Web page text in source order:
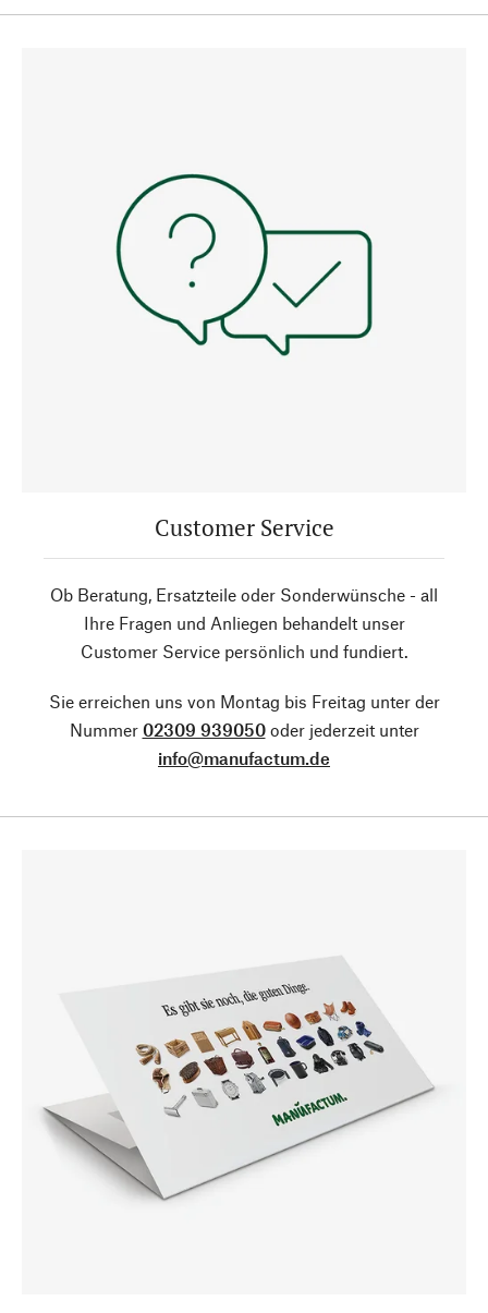
Customer Service
Ob Beratung, Ersatzteile oder Sonderwünsche - all
Ihre Fragen und Anliegen behandelt unser
Customer Service persönlich und fundiert.
Sie erreichen uns von Montag bis Freitag unter der
Nummer 02309 939050oder jederzeit unter
info@manufactum.de